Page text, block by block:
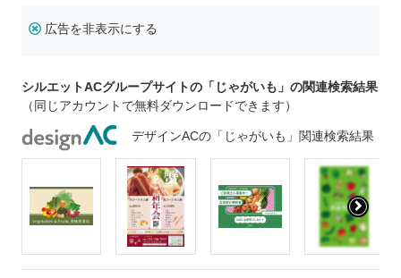
広告を非表示にする
シルエットACグループサイトの「じゃがいも」の関連検索結果
（同じアカウントで無料ダウンロードできます）
デザインACの「じゃがいも」関連検索結果